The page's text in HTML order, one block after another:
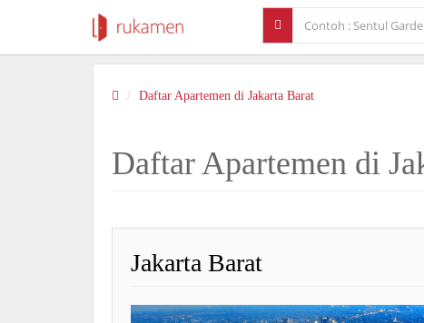
Daftar Apartemen di Jakarta Barat
Daftar Apartemen di
Jakarta Barat